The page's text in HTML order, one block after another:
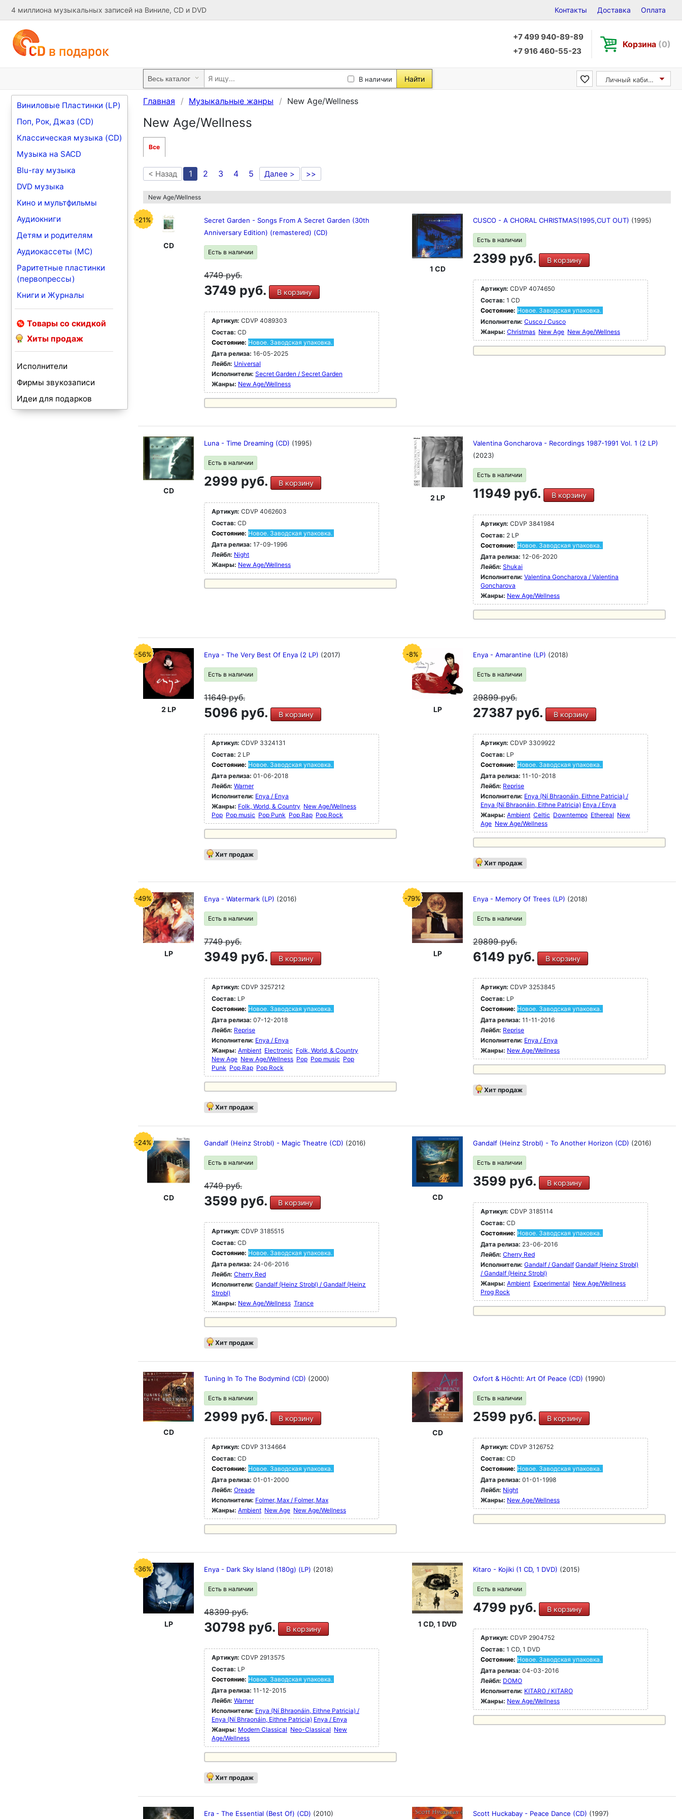
4 миллиона музыкальных записей на Виниле, CD и DVD Контакты Доставка Оплата
+7 499 940-89-89
+7 916 460-55-23
Корзина (0)
В наличии Найти Личный кабинет
Виниловые Пластинки (LP)
Поп, Рок, Джаз (CD)
Классическая музыка (CD)
Музыка на SACD
Blu-ray музыка
DVD музыка
Кино и мультфильмы
Аудиокниги
Детям и родителям
Аудиокассеты (MC)
Раритетные пластинки
(первопрессы)
Книги и Журналы
Товары со скидкой
Хиты продаж
Исполнители
Фирмы звукозаписи
Идеи для подарков
Главная Музыкальные жанры New Age/Wellness
New Age/Wellness
Все
< Назад 1 2 3 4 5 Далее > >>
New Age/Wellness
-21%
CD
Secret Garden - Songs From A Secret Garden (30th
Anniversary Edition) (remastered) (CD)
Есть в наличии
4749руб.
3749 руб. В корзину
Артикул: CDVP 4089303
Состав: CD
Состояние: Новое. Заводская упаковка.
Дата релиза: 16-05-2025
Лейбл: Universal
Исполнители: Secret Garden / Secret Garden
Жанры: New Age/Wellness
1 CD
CUSCO - A CHORAL CHRISTMAS(1995,CUT OUT) (1995)
Есть в наличии
2399 руб. В корзину
Артикул: CDVP 4074650
Состав: 1 CD
Состояние: Новое. Заводская упаковка.
Исполнители: Cusco / Cusco
Жанры: Christmas New Age New Age/Wellness
CD
Luna - Time Dreaming (CD) (1995)
Есть в наличии
2999 руб. В корзину
Артикул: CDVP 4062603
Состав: CD
Состояние: Новое. Заводская упаковка.
Дата релиза: 17-09-1996
Лейбл: Night
Жанры: New Age/Wellness
2 LP
Valentina Goncharova - Recordings 1987-1991 Vol. 1 (2 LP)
(2023)
Есть в наличии
11949 руб. В корзину
Артикул: CDVP 3841984
Состав: 2 LP
Состояние: Новое. Заводская упаковка.
Дата релиза: 12-06-2020
Лейбл: Shukai
Исполнители: Valentina Goncharova / Valentina
Goncharova
Жанры: New Age/Wellness
-56%
2 LP
Enya - The Very Best Of Enya (2 LP) (2017)
Есть в наличии
11649руб.
5096 руб. В корзину
Артикул: CDVP 3324131
Состав: 2 LP
Состояние: Новое. Заводская упаковка.
Дата релиза: 01-06-2018
Лейбл: Warner
Исполнители: Enya / Enya
Жанры: Folk, World, & Country New Age/Wellness
Pop Pop music Pop Punk Pop Rap Pop Rock
Хит продаж
-8%
LP
Enya - Amarantine (LP) (2018)
Есть в наличии
29899руб.
27387 руб. В корзину
Артикул: CDVP 3309922
Состав: LP
Состояние: Новое. Заводская упаковка.
Дата релиза: 11-10-2018
Лейбл: Reprise
Исполнители: Enya (Ní Bhraonáin, Eithne Patricia) /
Enya (Ní Bhraonáin, Eithne Patricia) Enya / Enya
Жанры: Ambient Celtic Downtempo Ethereal New
Age New Age/Wellness
Хит продаж
-49%
LP
Enya - Watermark (LP) (2016)
Есть в наличии
7749руб.
3949 руб. В корзину
Артикул: CDVP 3257212
Состав: LP
Состояние: Новое. Заводская упаковка.
Дата релиза: 07-12-2018
Лейбл: Reprise
Исполнители: Enya / Enya
Жанры: Ambient Electronic Folk, World, & Country
New Age New Age/Wellness Pop Pop music Pop
Punk Pop Rap Pop Rock
Хит продаж
-79%
LP
Enya - Memory Of Trees (LP) (2018)
Есть в наличии
29899руб.
6149 руб. В корзину
Артикул: CDVP 3253845
Состав: LP
Состояние: Новое. Заводская упаковка.
Дата релиза: 11-11-2016
Лейбл: Reprise
Исполнители: Enya / Enya
Жанры: New Age/Wellness
Хит продаж
-24%
CD
Gandalf (Heinz Strobl) - Magic Theatre (CD) (2016)
Есть в наличии
4749руб.
3599 руб. В корзину
Артикул: CDVP 3185515
Состав: CD
Состояние: Новое. Заводская упаковка.
Дата релиза: 24-06-2016
Лейбл: Cherry Red
Исполнители: Gandalf (Heinz Strobl) / Gandalf (Heinz
Strobl)
Жанры: New Age/Wellness Trance
Хит продаж
CD
Gandalf (Heinz Strobl) - To Another Horizon (CD) (2016)
Есть в наличии
3599 руб. В корзину
Артикул: CDVP 3185114
Состав: CD
Состояние: Новое. Заводская упаковка.
Дата релиза: 23-06-2016
Лейбл: Cherry Red
Исполнители: Gandalf / Gandalf Gandalf (Heinz Strobl)
/ Gandalf (Heinz Strobl)
Жанры: Ambient Experimental New Age/Wellness
Prog Rock
CD
Tuning In To The Bodymind (CD) (2000)
Есть в наличии
2999 руб. В корзину
Артикул: CDVP 3134664
Состав: CD
Состояние: Новое. Заводская упаковка.
Дата релиза: 01-01-2000
Лейбл: Oreade
Исполнители: Folmer, Max / Folmer, Max
Жанры: Ambient New Age New Age/Wellness
CD
Oxfort & Höchtl: Art Of Peace (CD) (1990)
Есть в наличии
2599 руб. В корзину
Артикул: CDVP 3126752
Состав: CD
Состояние: Новое. Заводская упаковка.
Дата релиза: 01-01-1998
Лейбл: Night
Жанры: New Age/Wellness
-36%
LP
Enya - Dark Sky Island (180g) (LP) (2018)
Есть в наличии
48399руб.
30798 руб. В корзину
Артикул: CDVP 2913575
Состав: LP
Состояние: Новое. Заводская упаковка.
Дата релиза: 11-12-2015
Лейбл: Warner
Исполнители: Enya (Ní Bhraonáin, Eithne Patricia) /
Enya (Ní Bhraonáin, Eithne Patricia) Enya / Enya
Жанры: Modern Classical Neo-Classical New
Age/Wellness
Хит продаж
1 CD, 1 DVD
Kitaro - Kojiki (1 CD, 1 DVD) (2015)
Есть в наличии
4799 руб. В корзину
Артикул: CDVP 2904752
Состав: 1 CD, 1 DVD
Состояние: Новое. Заводская упаковка.
Дата релиза: 04-03-2016
Лейбл: DOMO
Исполнители: KITARO / KITARO
Жанры: New Age/Wellness
Era - The Essential (Best Of) (CD) (2010) Scott Huckabay - Peace Dance (CD) (1997)